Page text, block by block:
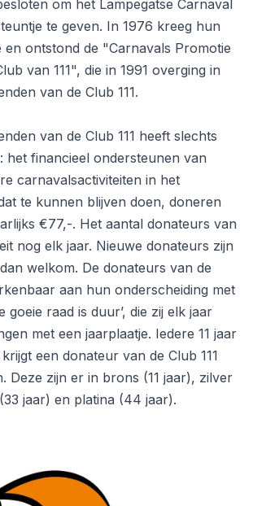
om het Lampegatse Carnaval
te geven. In 1976 kreeg hun
en ontstond de "Carnavals Promotie
van 111", die in 1991 overging in
van de Club 111.
van de Club 111 heeft slechts
het financieel ondersteunen van
carnavalsactiviteiten in het
te kunnen blijven doen, doneren
€77,-. Het aantal donateurs van
nog elk jaar. Nieuwe donateurs zijn
welkom. De donateurs van de
aan hun onderscheiding met
goeie raad is duur’, die zij elk jaar
met een jaarplaatje. Iedere 11 jaar
een donateur van de Club 111
Deze zijn er in brons (11 jaar), zilver
jaar) en platina (44 jaar).